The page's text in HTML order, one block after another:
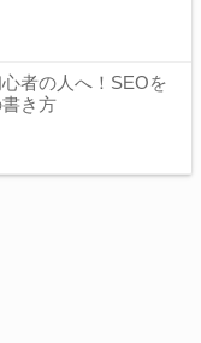
者の人へ！SEOを
き方